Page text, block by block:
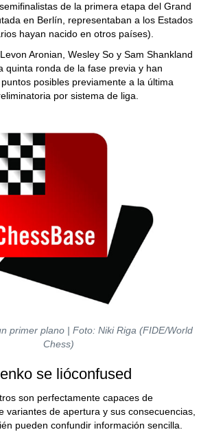
de la primera etapa del Grand
en Berlín, representaban a los Estados
hayan nacido en otros países).
Aronian, Wesley So y Sam Shankland
quinta ronda de la fase previa y han
posibles previamente a la última
por sistema de liga.
primer plano | Foto: Niki Riga (FIDE/World
Chess)
se lióconfused
son perfectamente capaces de
variantes de apertura y sus consecuencias,
pueden confundir información sencilla.